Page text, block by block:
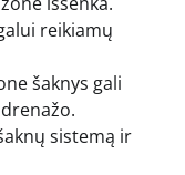
reikiamų
šaknys gali
sistemą ir